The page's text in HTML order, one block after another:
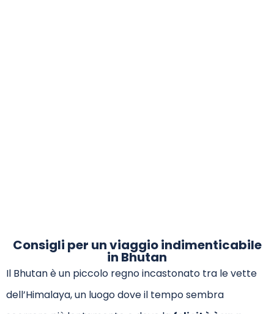
Consigli per un viaggio indimenticabile
in Bhutan
Il Bhutan è un piccolo regno incastonato tra le vette
dell’Himalaya, un luogo dove il tempo sembra